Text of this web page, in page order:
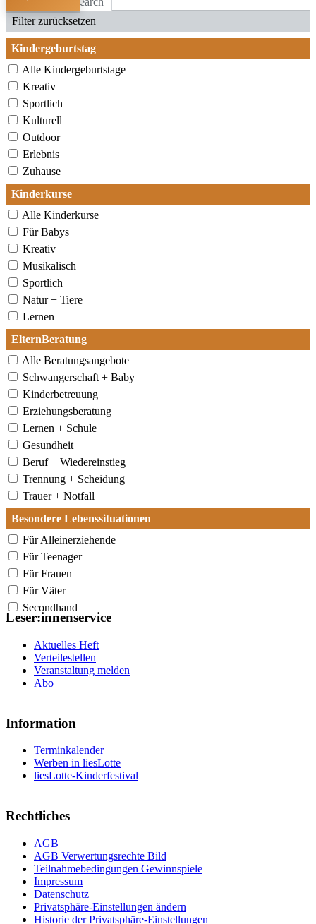
Filter zurücksetzen
Kindergeburtstag
Alle Kindergeburtstage
Kreativ
Sportlich
Kulturell
Outdoor
Erlebnis
Zuhause
Kinderkurse
Alle Kinderkurse
Für Babys
Kreativ
Musikalisch
Sportlich
Natur + Tiere
Lernen
ElternBeratung
Alle Beratungsangebote
Schwangerschaft + Baby
Kinderbetreuung
Erziehungsberatung
Lernen + Schule
Gesundheit
Beruf + Wiedereinstieg
Trennung + Scheidung
Trauer + Notfall
Besondere Lebenssituationen
Für Alleinerziehende
Für Teenager
Für Frauen
Für Väter
Secondhand
Leser:innenservice
Aktuelles Heft
Verteilestellen
Veranstaltung melden
Abo
Information
Terminkalender
Werben in liesLotte
liesLotte-Kinderfestival
Rechtliches
AGB
AGB Verwertungsrechte Bild
Teilnahmebedingungen Gewinnspiele
Impressum
Datenschutz
Privatsphäre-Einstellungen ändern
Historie der Privatsphäre-Einstellungen